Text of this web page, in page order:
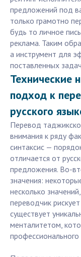
предложений под
только грамотно
будь то личное
реклама. Таким
а инструмент для
поставленных
Технические
подход к
русского
Перевод
внимания к ряду
синтаксис —
отличается от
предложения. Во-
значения:
несколько
переводчик
существует
менталитетом,